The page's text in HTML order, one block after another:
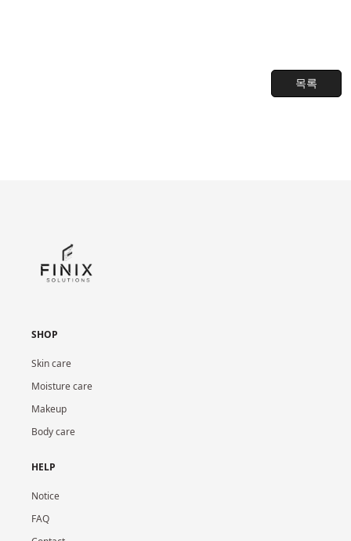
목록
SHOP
Skin care
Moisture care
Makeup
Body care
HELP
Notice
FAQ